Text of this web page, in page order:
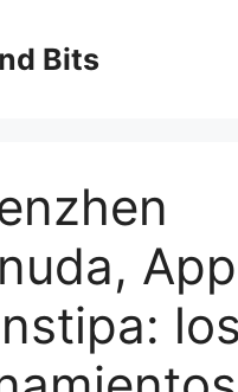
Bits
los